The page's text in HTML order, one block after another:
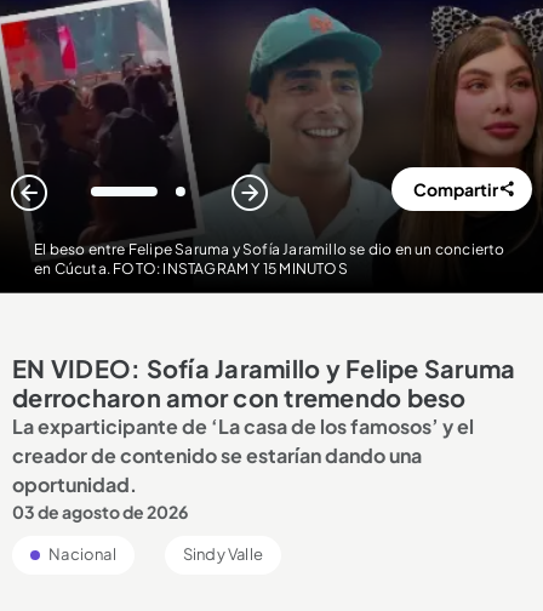
El beso entre Felipe Saruma y Sofía Jaramillo se dio en un concierto
en Cúcuta. FOTO: INSTAGRAM Y 15 MINUTOS
1 2 Compartir
EN VIDEO: Sofía Jaramillo y Felipe Saruma
derrocharon amor con tremendo beso
La exparticipante de ‘La casa de los famosos’ y el
creador de contenido se estarían dando una
oportunidad.
03 de agosto de 2026
Nacional Sindy Valle